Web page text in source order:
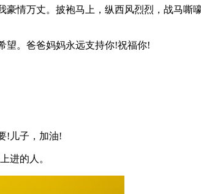
情万丈。披袍马上，纵西风烈烈，战马嘶
望。爸爸妈妈永远支持你!祝福你!
!儿子，加油!
进的人。